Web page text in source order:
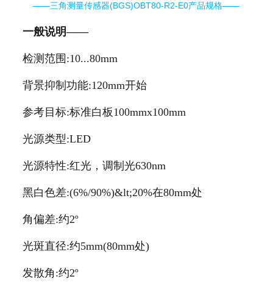
——三角测量传感器(BGS)OBT80-R2-E0产品规格——
一般说明——
检测范围:10...80mm
背景抑制功能:120mm开始
参考目标:标准白板100mmx100mm
光源类型:LED
光源特性:红光，调制光630nm
黑白色差:(6%/90%)&lt;20%在80mm处
角偏差:约2º
光斑直径:约5mm(80mm处)
发散角:约2º